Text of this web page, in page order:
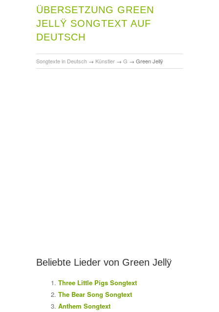
ÜBERSETZUNG GREEN
JELLŸ SONGTEXT AUF
DEUTSCH
Songtexte in Deutsch → Künstler → G → Green Jellÿ
Beliebte Lieder von Green Jellÿ
Three Little Pigs Songtext
The Bear Song Songtext
Anthem Songtext